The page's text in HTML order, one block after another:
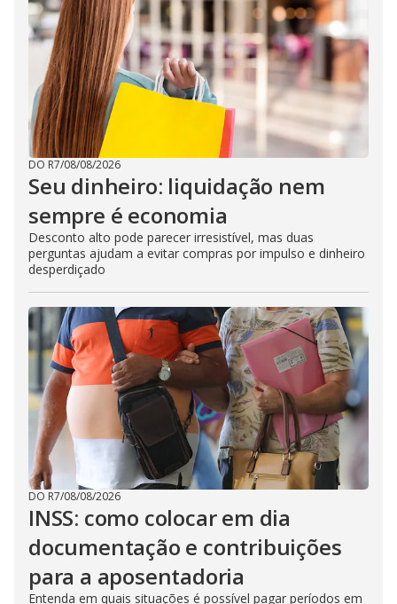
DO R7/08/08/2026
Seu dinheiro: liquidação nem
sempre é economia
Desconto alto pode parecer irresistível, mas duas
perguntas ajudam a evitar compras por impulso e dinheiro
desperdiçado
DO R7/08/08/2026
INSS: como colocar em dia
documentação e contribuições
para a aposentadoria
Entenda em quais situações é possível pagar períodos em